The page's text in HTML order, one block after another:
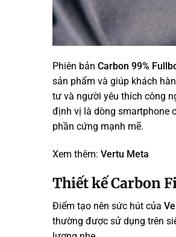
Phiên bản Carbon 99%
sản phẩm và giúp khách
tư và người yêu thích công
định vị là dòng smartphone
phần cứng mạnh mẽ.
Xem thêm: Vertu Meta
Thiết kế Carbon
Điểm tạo nên sức hút của
thường được sử dụng trên